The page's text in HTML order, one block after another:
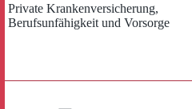
Private Krankenversicherung,
Berufsunfähigkeit und Vorsorge